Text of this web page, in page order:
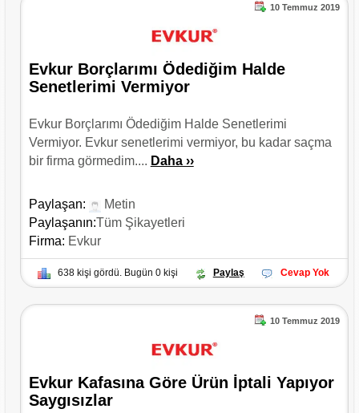
10 Temmuz 2019
Evkur Borçlarımı Ödediğim Halde
Senetlerimi Vermiyor
Evkur Borçlarımı Ödediğim Halde Senetlerimi
Vermiyor. Evkur senetlerimi vermiyor, bu kadar saçma
bir firma görmedim.... Daha ››
Paylaşan:
Metin
Paylaşanın:Tüm Şikayetleri
Firma: Evkur
638 kişi gördü. Bugün 0 kişi Paylaş Cevap Yok
10 Temmuz 2019
Evkur Kafasına Göre Ürün İptali Yapıyor
Saygısızlar